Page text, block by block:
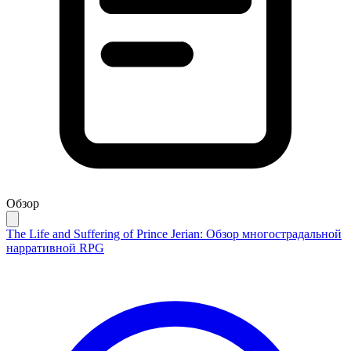
Обзор
The Life and Suffering of Prince Jerian: Обзор многострадальной
нарративной RPG